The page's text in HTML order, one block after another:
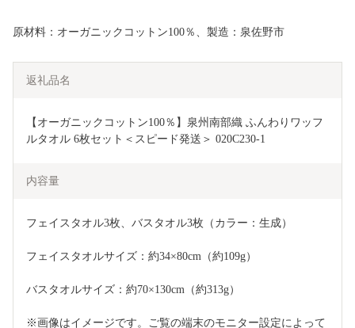
原材料：オーガニックコットン100％、製造：泉佐野市
返礼品名
【オーガニックコットン100％】泉州南部織 ふんわりワッフ
ルタオル 6枚セット＜スピード発送＞ 020C230-1
内容量
フェイスタオル3枚、バスタオル3枚（カラー：生成）
フェイスタオルサイズ：約34×80cm（約109g）
バスタオルサイズ：約70×130cm（約313g）
※画像はイメージです。ご覧の端末のモニター設定によって